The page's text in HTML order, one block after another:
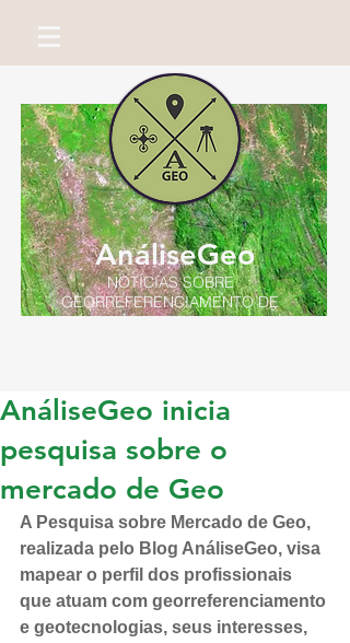
AnáliseGeo
NOTÍCIAS SOBRE
GEORREFERENCIAMENTO DE
IMÓVEIS RURAIS
AnáliseGeo inicia
pesquisa sobre o
mercado de Geo
A Pesquisa sobre Mercado de Geo,
realizada pelo Blog AnáliseGeo, visa
mapear o perfil dos profissionais
que atuam com georreferenciamento
e geotecnologias, seus interesses,